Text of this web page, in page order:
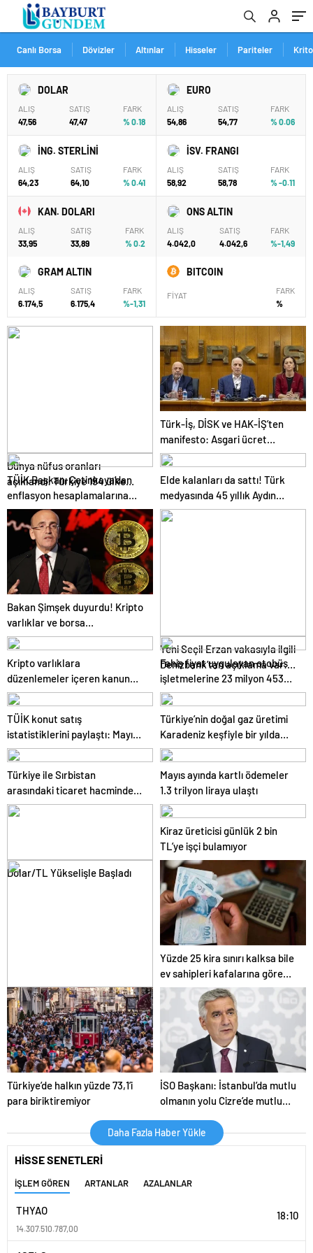
Canlı Borsa Dövizler Altınlar Hisseler Pariteler
DOLAR
ALIŞ
47,56
SATIŞ
47,47
FARK
% 0.18
EURO
ALIŞ
54,86
SATIŞ
54,77
FARK
% 0.06
İNG. STERLİNİ
ALIŞ
64,23
SATIŞ
64,10
FARK
% 0.41
İSV. FRANGI
ALIŞ
58,92
SATIŞ
58,78
FARK
% -0.11
KAN. DOLARI
ALIŞ
33,95
SATIŞ
33,89
FARK
% 0.2
ONS ALTIN
ALIŞ
4.042,0
SATIŞ
4.042,6
FARK
%-1,49
GRAM ALTIN
ALIŞ
6.174,5
SATIŞ
6.175,4
FARK
%-1,31
BITCOIN
FİYAT
FARK
%
Dünya nüfus oranları
açıklandı: Türkiye 194 ülke
arasında 18’nci sırada yer aldı
Türk-İş, DİSK ve HAK-İŞ’ten
manifesto: Asgari ücret
artırılmalı, en düşük emekli
aylığı asgari ücret seviyesinde
olmalı
TÜİK Başkanı Çetinkaya’dan
enflasyon hesaplamalarına
ilişkin eleştirilere yanıt
Elde kalanları da sattı! Türk
medyasında 45 yıllık Aydın
Doğan dönemi tamamen bitti
Bakan Şimşek duyurdu! Kripto
varlıklar ve borsa
kazançlarına vergi geliyor
Yeni Seçil Erzan vakasıyla ilgili
Denizbank’tan açıklama var:
Biz biraz günah keçisi olduk
Kripto varlıklara
düzenlemeler içeren kanun
teklifi TBMM’de kabul edilerek
yasalaştı
Fahiş fiyat uygulayan otobüs
işletmelerine 23 milyon 453
bin lira ceza verildi
TÜİK konut satış
istatistiklerini paylaştı: Mayıs
ayında 110 bin 588 konut satıldı
Türkiye’nin doğal gaz üretimi
Karadeniz keşfiyle bir yılda
yüzde 113 arttı
Türkiye ile Sırbistan
arasındaki ticaret hacminde
hedef 5 milyar dolar
Mayıs ayında kartlı ödemeler
1.3 trilyon liraya ulaştı
Dolar/TL Yükselişle Başladı
Kiraz üreticisi günlük 2 bin
TL’ye işçi bulamıyor
Türkiye, İstanbul Finans
Merkezi’nde doğal gaz ticaret
merkezi kuracak
Yüzde 25 kira sınırı kalksa bile
ev sahipleri kafalarına göre
artış yapamayacak
Türkiye’de halkın yüzde 73,1’i
para biriktiremiyor
İSO Başkanı: İstanbul’da mutlu
olmanın yolu Cizre’de mutlu
Daha Fazla Haber Yükle
HİSSE SENETLERİ
İŞLEM GÖREN ARTANLAR AZALANLAR
THYAO
14.307.510.787,00
18:10